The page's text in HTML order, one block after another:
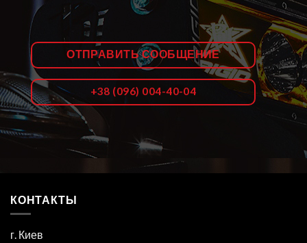
ОТПРАВИТЬ СООБЩЕНИЕ
+38 (096) 004-40-04
КОНТАКТЫ
г. Киев